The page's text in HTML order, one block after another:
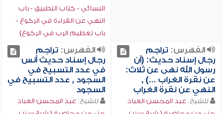
النسائي - كتاب التطبيق - باب
النهي عن القراءة في الركوع -
باب تعظيم الرب في الركوع)
الفهرس: تراجم
رجال إسناد حديث: (أن
رسول الله نهى عن ثلاث:
عن نقرة الغراب ...) ,
النهي عن نقرة الغراب
للشيخ: عبد المحسن العباد
الفهرس: تراجم
رجال إسناد حديث أنس
في عدد التسبيح في
السجود , عدد التسبيح في
السجود
للشيخ: عبد المحسن العباد